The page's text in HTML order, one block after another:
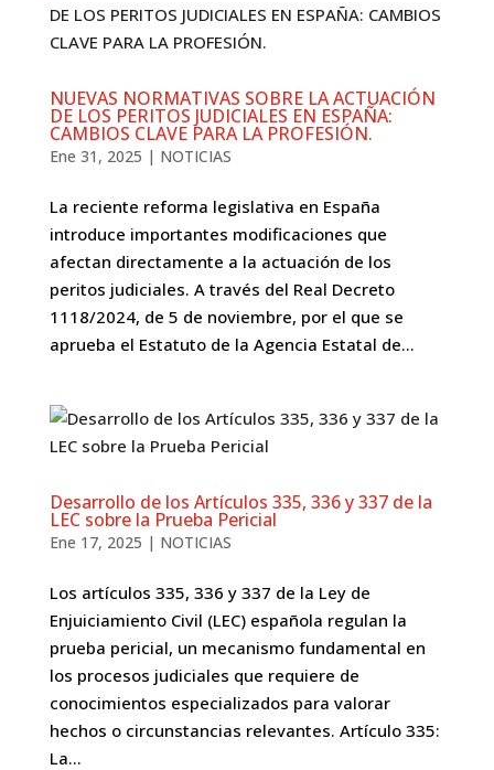
NUEVAS NORMATIVAS SOBRE LA ACTUACIÓN
DE LOS PERITOS JUDICIALES EN ESPAÑA:
CAMBIOS CLAVE PARA LA PROFESIÓN.
Ene 31, 2025 | NOTICIAS
La reciente reforma legislativa en España
introduce importantes modificaciones que
afectan directamente a la actuación de los
peritos judiciales. A través del Real Decreto
1118/2024, de 5 de noviembre, por el que se
aprueba el Estatuto de la Agencia Estatal de...
Desarrollo de los Artículos 335, 336 y 337 de la
LEC sobre la Prueba Pericial
Ene 17, 2025 | NOTICIAS
Los artículos 335, 336 y 337 de la Ley de
Enjuiciamiento Civil (LEC) española regulan la
prueba pericial, un mecanismo fundamental en
los procesos judiciales que requiere de
conocimientos especializados para valorar
hechos o circunstancias relevantes. Artículo 335:
La...